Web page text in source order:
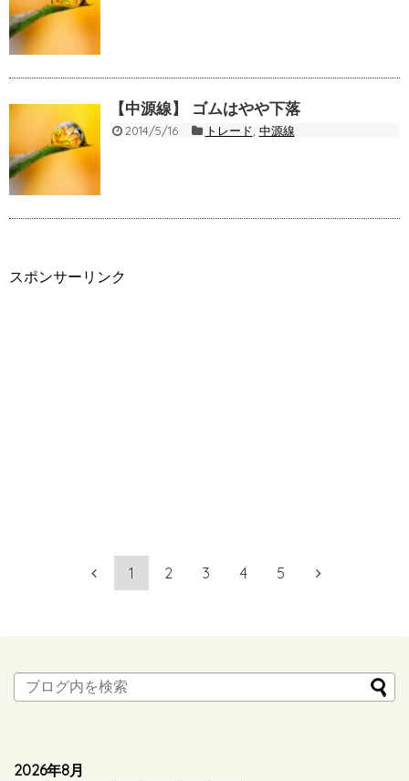
【中源線】 ゴムはやや下落
2014/5/16 トレード 中源線
スポンサーリンク
1 2 3 4 5
2026年8月